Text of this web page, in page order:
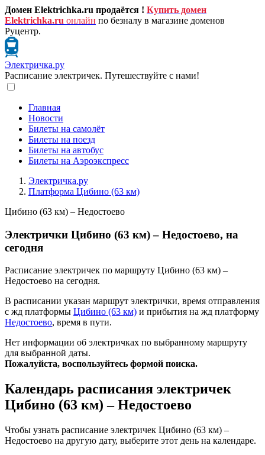
Домен Elektrichka.ru продаётся ! Купить домен
Elektrichka.ru онлайн по безналу в магазине доменов
Руцентр.
Электричка.ру
Расписание электричек. Путешествуйте с нами!
Главная
Новости
Билеты на самолёт
Билеты на поезд
Билеты на автобус
Билеты на Аэроэкспресс
Электричка.ру
Платформа Цибино (63 км)
Цибино (63 км) – Недостоево
Электрички Цибино (63 км) – Недостоево, на
сегодня
Расписание электричек по маршруту Цибино (63 км) –
Недостоево на сегодня.
В расписании указан маршрут электрички, время отправления
с жд платформы Цибино (63 км) и прибытия на жд платформу
Недостоево, время в пути.
Нет информации об электричках по выбранному маршруту
для выбранной даты.
Пожалуйста, воспользуйтесь формой поиска.
Календарь расписания электричек
Цибино (63 км) – Недостоево
Чтобы узнать расписание электричек Цибино (63 км) –
Недостоево на другую дату, выберите этот день на календаре.